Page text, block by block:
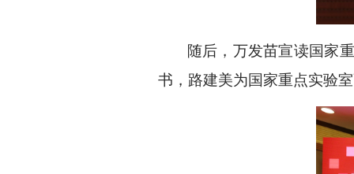
随后，万发苗宣读国家重
书，路建美为国家重点实验